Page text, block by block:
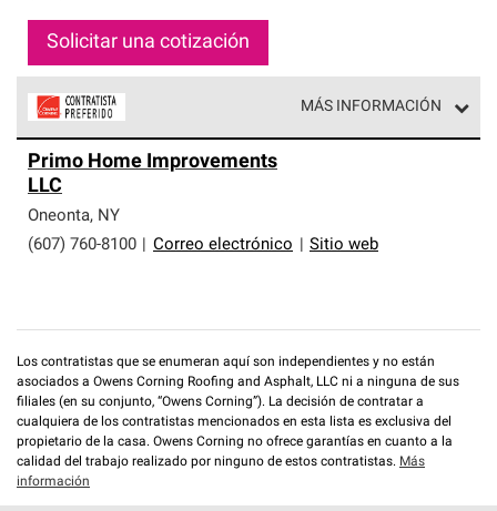
sistemas de techos.
Solicitar una cotización
MÁS INFORMACIÓN
parte de una red exclusiva de profesionales de techos
que cumplen con altos estándares y requisitos estrictos
de profesionalismo y confiabilidad.
Primo Home Improvements
LLC
Oneonta, NY
(607) 760-8100
Correo electrónico Sitio web
Los contratistas que se enumeran aquí son independientes y no están
asociados a Owens Corning Roofing and Asphalt, LLC ni a ninguna de sus
filiales (en su conjunto, “Owens Corning”). La decisión de contratar a
cualquiera de los contratistas mencionados en esta lista es exclusiva del
propietario de la casa. Owens Corning no ofrece garantías en cuanto a la
calidad del trabajo realizado por ninguno de estos contratistas. Más
información